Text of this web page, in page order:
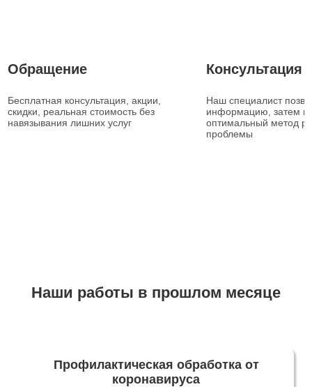
Обращение
Бесплатная консультация, акции,
скидки, реальная стоимость без
навязывания лишних услуг
Консультация
Наш специалист
информацию, затем
оптимальный метод
проблемы
Наши работы в прошлом месяце
Профилактическая обработка от
коронавируса